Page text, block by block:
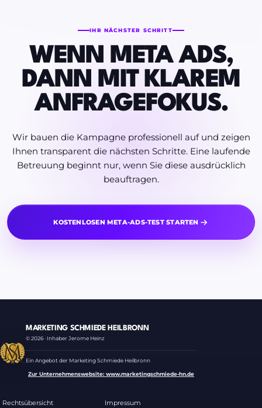
IHR NÄCHSTER SCHRITT
WENN META ADS,
DANN MIT KLAREM
ANFRAGEFOKUS.
Wir bauen die Kampagne professionell auf und zeigen
Ihnen transparent die nächsten Schritte. Eine laufende
Betreuung beginnt nur, wenn Sie diese ausdrücklich
beauftragen.
KOSTENLOSEN META-ADS-TEST STARTEN
MARKETING SCHMIEDE HEILBRONN
© 2026 · Inhaber Jerome Heinz
Ein Angebot der Marketing Schmiede Heilbronn
Zur Unternehmenswebsite: www.marketingschmiede-hn.de
Rechtsübersicht Impressum